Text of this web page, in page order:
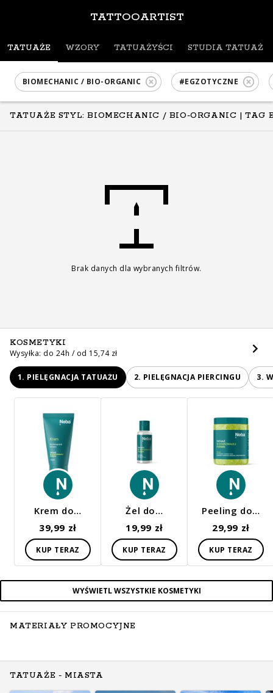
TATTOOARTIST
TATUAŻE WZORY TATUAŻYŚCI STUDIA TATUAŻU
BIOMECHANIC / BIO-ORGANIC #EGZOTYCZNE
TATUAŻE STYL: BIOMECHANIC / BIO-ORGANIC | TAG
Brak danych dla wybranych filtrów.
KOSMETYKI
Wysyłka: do 24h / od 15,74 zł
1. PIELĘGNACJA TATUAŻU 2. PIELĘGNACJA PIERCINGU 3.
Krem do…
39,99 zł
KUP TERAZ
Żel do…
19,99 zł
KUP TERAZ
Peeling do…
29,99 zł
KUP TERAZ
WYŚWIETL WSZYSTKIE KOSMETYKI
MATERIAŁY PROMOCYJNE
TATUAŻE - MIASTA